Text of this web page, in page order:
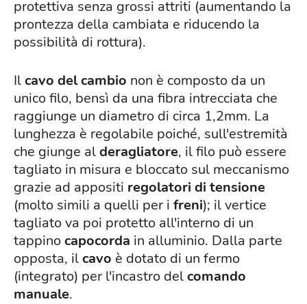
protettiva senza grossi attriti (aumentando la
prontezza della cambiata e riducendo la
possibilità di rottura).
Ilcavo del cambio non è composto da un
unico filo, bensì da una fibra intrecciata che
raggiunge un diametro di circa 1,2mm. La
lunghezza è regolabile poiché, sull'estremità
che giunge alderagliatore, il filo può essere
tagliato in misura e bloccato sul meccanismo
grazie ad appositi regolatori di tensione
(molto simili a quelli per i freni); il vertice
tagliato va poi protetto all'interno di un
tappinocapocorda in alluminio. Dalla parte
opposta, ilcavo è dotato di un fermo
(integrato) per l'incastro delcomando
manuale.